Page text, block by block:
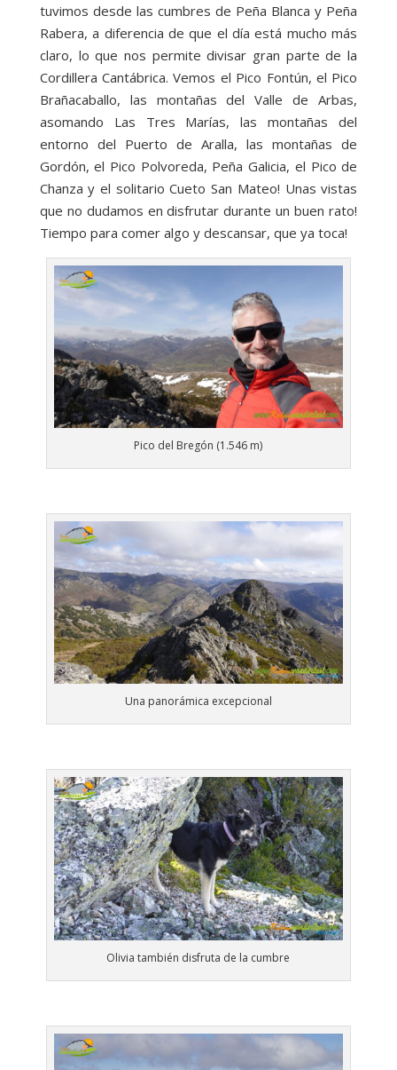
tuvimos desde las cumbres de Peña Blanca y Peña
Rabera, a diferencia de que el día está mucho más
claro, lo que nos permite divisar gran parte de la
Cordillera Cantábrica. Vemos el Pico Fontún, el Pico
Brañacaballo, las montañas del Valle de Arbas,
asomando Las Tres Marías, las montañas del
entorno del Puerto de Aralla, las montañas de
Gordón, el Pico Polvoreda, Peña Galicia, el Pico de
Chanza y el solitario Cueto San Mateo! Unas vistas
que no dudamos en disfrutar durante un buen rato!
Tiempo para comer algo y descansar, que ya toca!
Pico del Bregón (1.546 m)
Una panorámica excepcional
Olivia también disfruta de la cumbre